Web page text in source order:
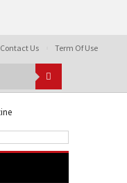
Contact Us Term Of Use